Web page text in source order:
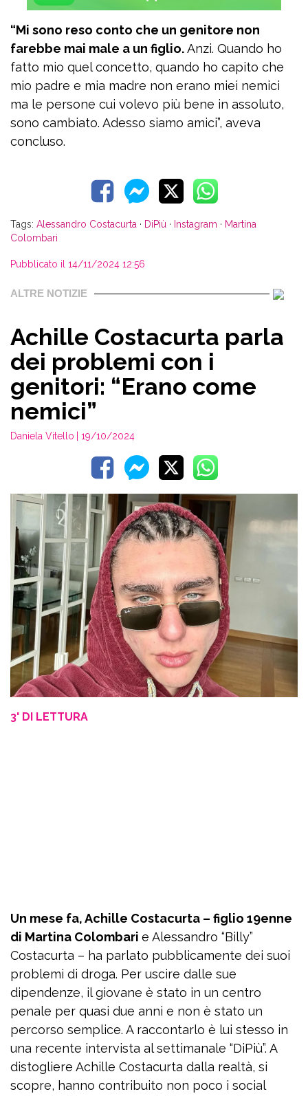
“Mi sono reso conto che un genitore non
farebbe mai male a un figlio.Anzi. Quando ho
fatto mio quel concetto, quando ho capito che
mio padre e mia madre non erano miei nemici
ma le persone cui volevo più bene in assoluto,
sono cambiato. Adesso siamo amici”, aveva
concluso.
Tags: Alessandro Costacurta · DiPiù · Instagram · Martina
Colombari
Pubblicato il 14/11/2024 12:56
ALTRE NOTIZIE
Achille Costacurta parla
dei problemi con i
genitori: “Erano come
nemici”
Daniela Vitello | 19/10/2024
3' DI LETTURA
Un mese fa, Achille Costacurta – figlio 19enne
di Martina Colombari e Alessandro “Billy”
Costacurta – ha parlato pubblicamente dei suoi
problemi di droga. Per uscire dalle sue
dipendenze, il giovane è stato in un centro
penale per quasi due anni e non è stato un
percorso semplice. A raccontarlo è lui stesso in
una recente intervista al settimanale “DiPiù”. A
distogliere Achille Costacurta dalla realtà, si
scopre, hanno contribuito non poco i social